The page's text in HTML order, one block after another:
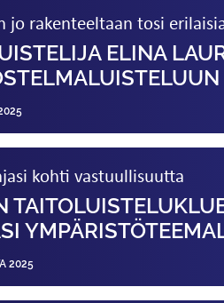
jo rakenteeltaan tosi
ELINA
kohti vastuullisuutta
2025